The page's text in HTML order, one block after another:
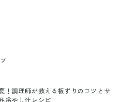
！調理師が教える板ずりのコツとサ
冷やし汁レシピ